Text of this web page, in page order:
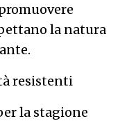
la natura
resistenti
la stagione